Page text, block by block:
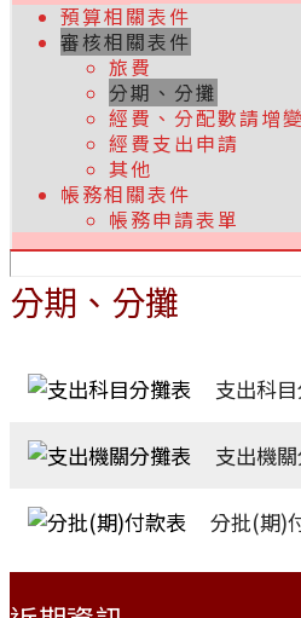
預算相關表件
審核相關表件
旅費
分期、分攤
經費、分配數請增
經費支出申請
其他
帳務相關表件
帳務申請表單
分期、分攤
支出科
支出機
分批(期)